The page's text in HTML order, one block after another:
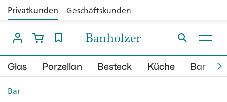
Privatkunden Geschäftskunden
Glas Porzellan Besteck Küche Bar
Bar